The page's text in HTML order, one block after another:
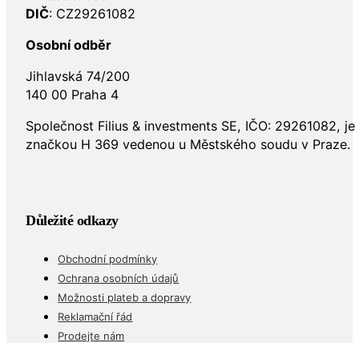
DIČ: CZ29261082
Osobní odběr
Jihlavská 74/200
140 00 Praha 4
Společnost Filius & investments SE, IČO: 29261082,
značkou H 369 vedenou u Městského soudu v Praze.
Důležité odkazy
Obchodní podmínky
Ochrana osobních údajů
Možnosti plateb a dopravy
Reklamační řád
Prodejte nám